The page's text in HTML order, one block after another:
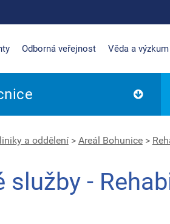
Odborná veřejnost Věda a výzkum
a oddělení> Areál Bohunice>
služby -